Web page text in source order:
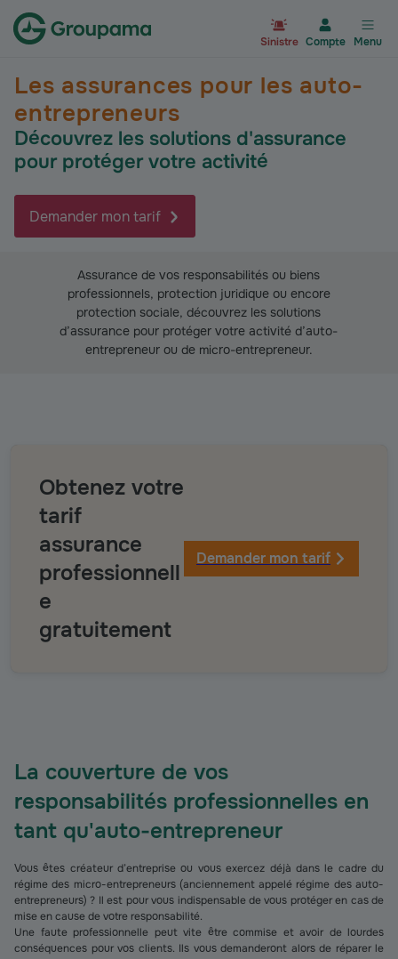
Sinistre Compte Menu
Les assurances pour les auto-
entrepreneurs
Découvrez les solutions d'assurance
pour protéger votre activité
Demander mon tarif
Assurance de vos responsabilités ou biens
professionnels, protection juridique ou encore
protection sociale, découvrez les solutions
d’assurance pour protéger votre activité d’auto-
entrepreneur ou de micro-entrepreneur.
Obtenez votre
tarif
assurance
professionnell
e
gratuitement
Demander mon tarif
La couverture de vos
responsabilités professionnelles en
tant qu'auto-entrepreneur
Vous êtes créateur d’entreprise ou vous exercez déjà dans le cadre du
régime des micro-entrepreneurs (anciennement appelé régime des auto-
entrepreneurs) ? Il est pour vous indispensable de vous protéger en cas de
mise en cause de votre responsabilité.
Une faute professionnelle peut vite être commise et avoir de lourdes
conséquences pour vos clients. Ils vous demanderont alors de réparer le